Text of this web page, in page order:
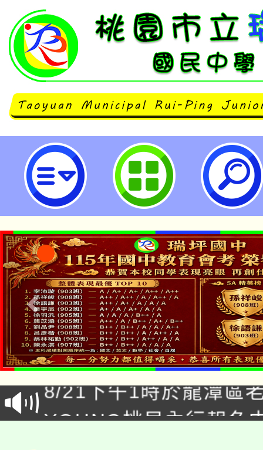
「日本千葉縣國際教育交流現地說
瑞坪國民中學
「本色祭」8/29、30在
場熱烈登場!
8/21下午1時於龍潭區
徵才活動。
YOUNG桃局內行報名